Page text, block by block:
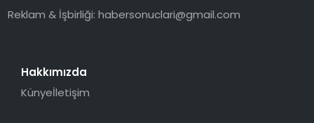
Reklam & İşbirliği:habersonuclari@gmail.com
Hakkımızda
Künyeİletişim